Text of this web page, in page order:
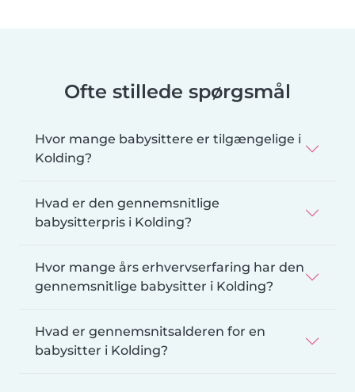
Ofte stillede spørgsmål
Hvor mange babysittere er tilgængelige i
Kolding?
Hvad er den gennemsnitlige
babysitterpris i Kolding?
Hvor mange års erhvervserfaring har den
gennemsnitlige babysitter i Kolding?
Hvad er gennemsnitsalderen for en
babysitter i Kolding?